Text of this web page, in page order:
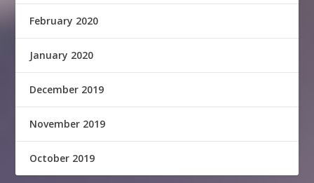
February 2020
January 2020
December 2019
November 2019
October 2019